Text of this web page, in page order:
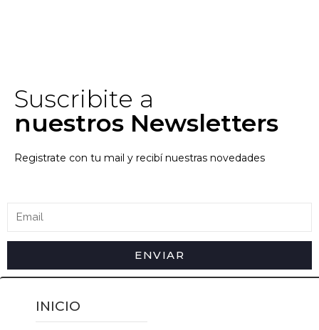
Suscribite a
nuestros Newsletters
Registrate con tu mail y recibí nuestras novedades
ENVIAR
INICIO